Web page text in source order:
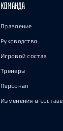
КОМАНДА
Правление
Руководство
Игровой состав
Тренеры
Персонал
Изменения в составе